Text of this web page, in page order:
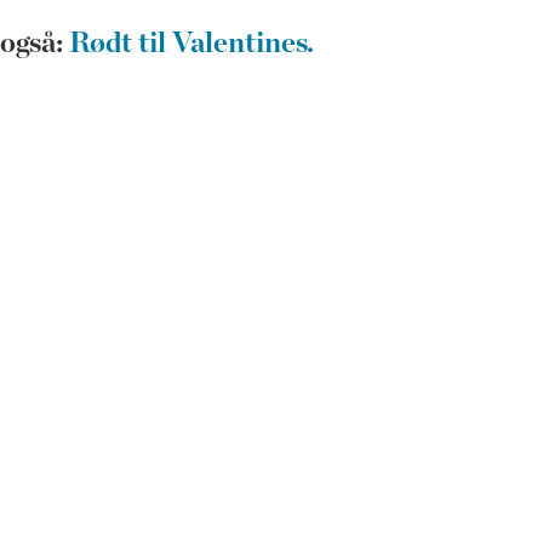
Rødt til Valentines.